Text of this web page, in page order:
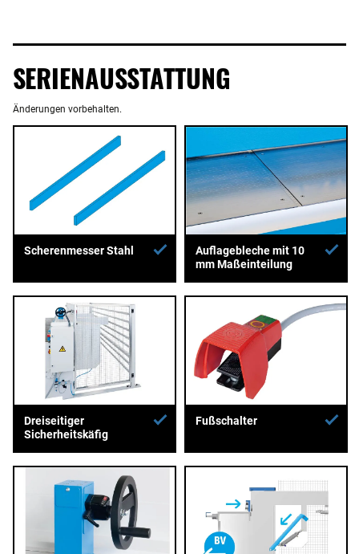
SERIENAUSSTATTUNG
Änderungen vorbehalten.
Scherenmesser Stahl
Auflagebleche mit 10
mm Maßeinteilung
Dreiseitiger
Sicherheitskäfig
Fußschalter